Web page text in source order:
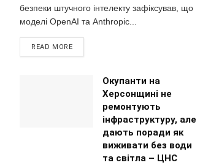
безпеки штучного інтелекту зафіксував, що
моделі OpenAI та Anthropic...
READ MORE
Окупанти на
Херсонщині не
ремонтують
інфраструктуру, але
дають поради як
виживати без води
та світла – ЦНС